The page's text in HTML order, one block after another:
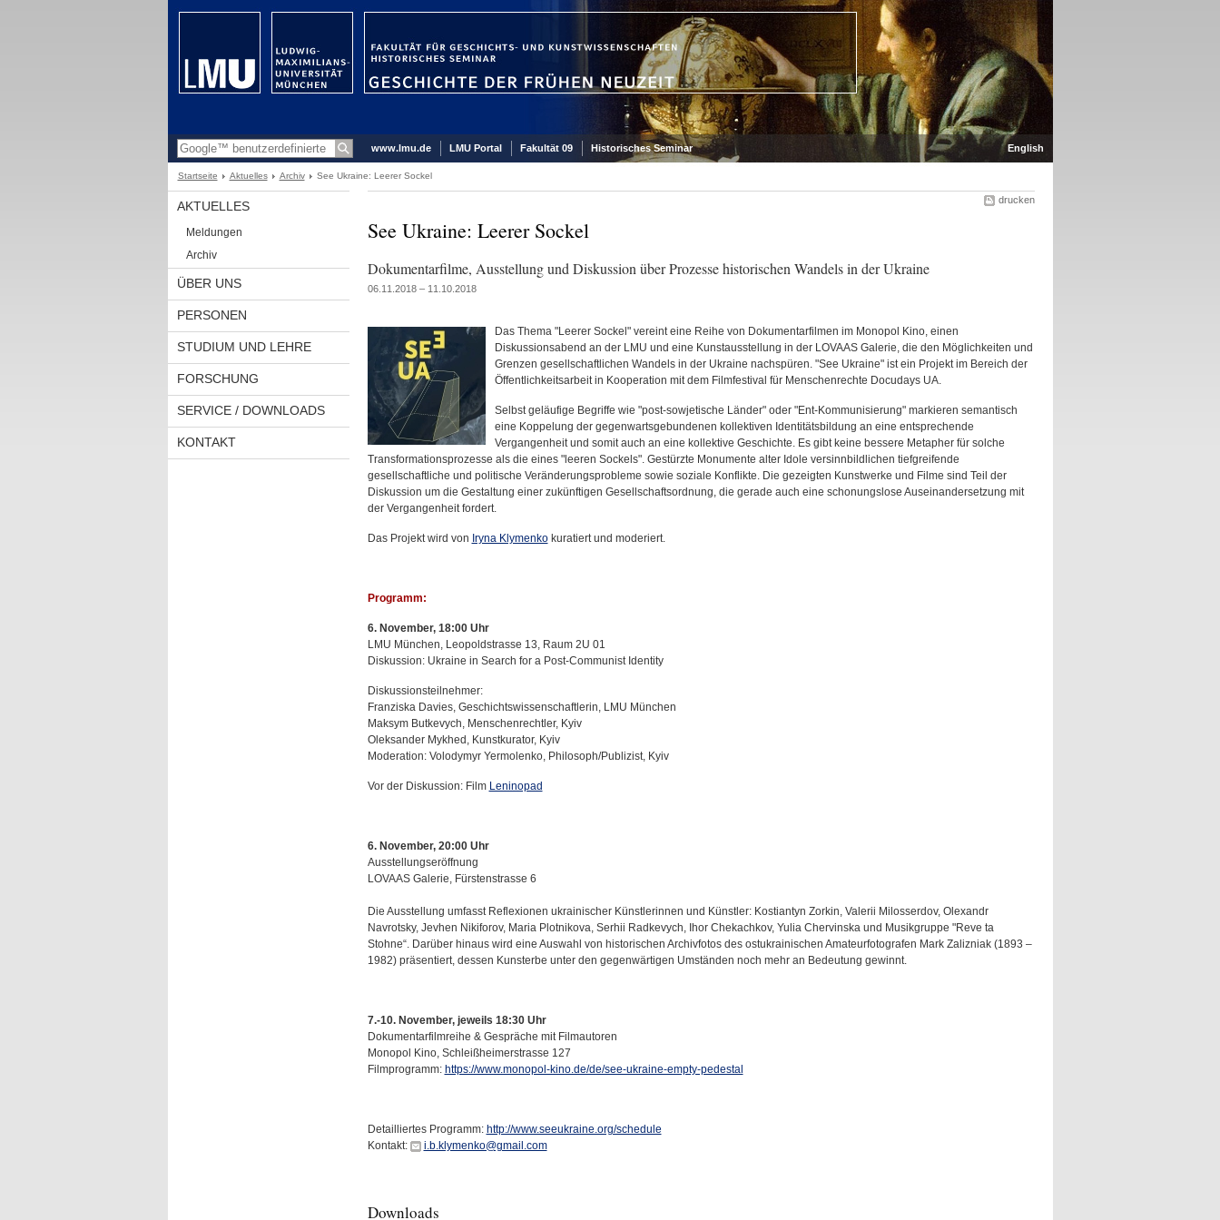
www.lmu.de LMU Portal Fakultät 09 Historisches Seminar English
Startseite Aktuelles Archiv See Ukraine: Leerer Sockel
AKTUELLES
Meldungen
Archiv
ÜBER UNS
PERSONEN
STUDIUM UND LEHRE
FORSCHUNG
SERVICE / DOWNLOADS
KONTAKT
drucken
See Ukraine: Leerer Sockel
Dokumentarfilme, Ausstellung und Diskussion über Prozesse historischen Wandels in der Ukraine
06.11.2018 – 11.10.2018
Das Thema "Leerer Sockel" vereint eine Reihe von Dokumentarfilmen im Monopol Kino, einen
Diskussionsabend an der LMU und eine Kunstausstellung in der LOVAAS Galerie, die den Möglichkeiten und
Grenzen gesellschaftlichen Wandels in der Ukraine nachspüren. "See Ukraine" ist ein Projekt im Bereich der
Öffentlichkeitsarbeit in Kooperation mit dem Filmfestival für Menschenrechte Docudays UA.
Selbst geläufige Begriffe wie "post-sowjetische Länder" oder "Ent-Kommunisierung" markieren semantisch
eine Koppelung der gegenwartsgebundenen kollektiven Identitätsbildung an eine entsprechende
Vergangenheit und somit auch an eine kollektive Geschichte. Es gibt keine bessere Metapher für solche
Transformationsprozesse als die eines "leeren Sockels". Gestürzte Monumente alter Idole versinnbildlichen tiefgreifende
gesellschaftliche und politische Veränderungsprobleme sowie soziale Konflikte. Die gezeigten Kunstwerke und Filme sind Teil der
Diskussion um die Gestaltung einer zukünftigen Gesellschaftsordnung, die gerade auch eine schonungslose Auseinandersetzung mit
der Vergangenheit fordert.
Das Projekt wird von Iryna Klymenkokuratiert und moderiert.
Programm:
6. November, 18:00 Uhr
LMU München, Leopoldstrasse 13, Raum 2U 01
Diskussion: Ukraine in Search for a Post-Communist Identity
Diskussionsteilnehmer:
Franziska Davies, Geschichtswissenschaftlerin, LMU München
Maksym Butkevych, Menschenrechtler, Kyiv
Oleksander Mykhed, Kunstkurator, Kyiv
Moderation: Volodymyr Yermolenko, Philosoph/Publizist, Kyiv
Vor der Diskussion: Film Leninopad
6. November, 20:00 Uhr
Ausstellungseröffnung
LOVAAS Galerie, Fürstenstrasse 6
Die Ausstellung umfasst Reflexionen ukrainischer Künstlerinnen und Künstler: Kostiantyn Zorkin, Valerii Milosserdov, Olexandr
Navrotsky, Jevhen Nikiforov, Maria Plotnikova, Serhii Radkevych, Ihor Chekachkov, Yulia Chervinska und Musikgruppe "Reve ta
Stohne“. Darüber hinaus wird eine Auswahl von historischen Archivfotos des ostukrainischen Amateurfotografen Mark Zalizniak (1893 –
1982) präsentiert, dessen Kunsterbe unter den gegenwärtigen Umständen noch mehr an Bedeutung gewinnt.
7.-10. November, jeweils 18:30 Uhr
Dokumentarfilmreihe & Gespräche mit Filmautoren
Monopol Kino, Schleißheimerstrasse 127
Filmprogramm: https://www.monopol-kino.de/de/see-ukraine-empty-pedestal
Detailliertes Programm: http://www.seeukraine.org/schedule
Kontakt:
i.b.klymenko@gmail.com
Downloads